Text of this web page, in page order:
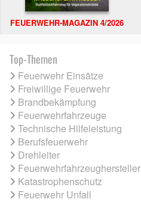
FEUERWEHR-MAGAZIN 4/2026
Top-Themen
Feuerwehr Einsätze
Freiwillige Feuerwehr
Brandbekämpfung
Feuerwehrfahrzeuge
Technische Hilfeleistung
Berufsfeuerwehr
Drehleiter
Feuerwehrfahrzeughersteller
Katastrophenschutz
Feuerwehr Unfall